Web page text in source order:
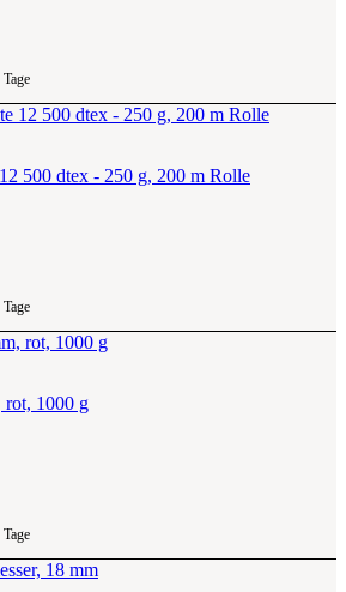
500 dtex - 250 g, 200 m Rolle
rot, 1000 g